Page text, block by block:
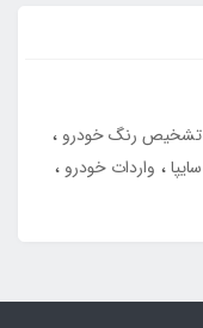
تشخیص رنگ خودرو
سایپا
واردات خودرو